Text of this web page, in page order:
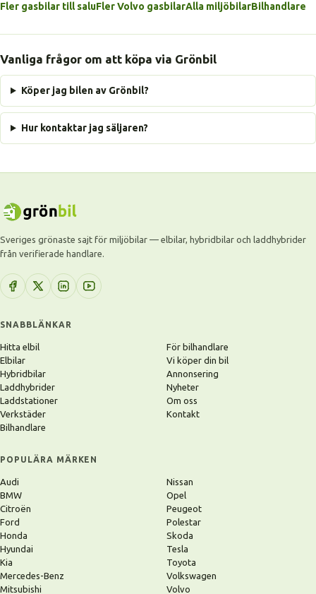
Fler gasbilar till saluFler Volvo gasbilarAlla miljöbilarBilhandlare
Vanliga frågor om att köpa via Grönbil
Köper jag bilen av Grönbil?
Hur kontaktar jag säljaren?
Sveriges grönaste sajt för miljöbilar — elbilar, hybridbilar och laddhybrider
från verifierade handlare.
SNABBLÄNKAR
Hitta elbil
Elbilar
Hybridbilar
Laddhybrider
Laddstationer
Verkstäder
Bilhandlare
För bilhandlare
Vi köper din bil
Annonsering
Nyheter
Om oss
Kontakt
POPULÄRA MÄRKEN
Audi
BMW
Citroën
Ford
Honda
Hyundai
Kia
Mercedes-Benz
Mitsubishi
Nissan
Opel
Peugeot
Polestar
Skoda
Tesla
Toyota
Volkswagen
Volvo